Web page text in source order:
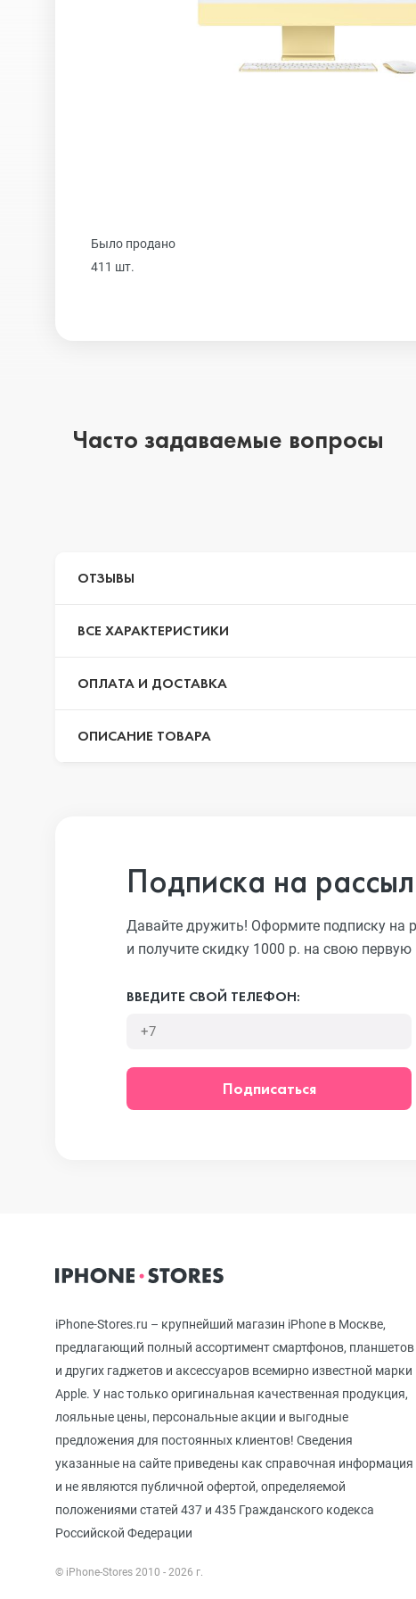
iPhone 16 Plus
iPhone 15 Pro
iPhone 13 Pro Max
iPhone 13
iPhone 13 mini
iPhone 12 Pro Max
iPhone 11 Pro Max
iPhone 11 Pro
iPhone 11
iPhone XS Max
Было продано
411 шт.
Часто задаваемые вопросы
ОТЗЫВЫ
ВСЕ ХАРАКТЕРИСТИКИ
ОПЛАТА И ДОСТАВКА
ОПИСАНИЕ ТОВАРА
Подписка на
Давайте дружить! Оформите подписку на
и получите скидку 1000 р. на свою первую
ВВЕДИТЕ СВОЙ ТЕЛЕФОН:
Подписаться
iPhone-Stores.ru – крупнейший магазин iPhone в Москве,
предлагающий полный ассортимент смартфонов, планшетов
и других гаджетов и аксессуаров всемирно известной марки
Apple. У нас только оригинальная качественная продукция,
лояльные цены, персональные акции и выгодные
предложения для постоянных клиентов! Сведения
указанные на сайте приведены как справочная информация
и не являются публичной офертой, определяемой
положениями статей 437 и 435 Гражданского кодекса
Российской Федерации
© iPhone-Stores 2010 - 2026 г.